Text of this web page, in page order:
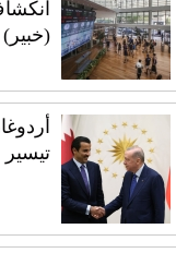
(خبير)
تيسير